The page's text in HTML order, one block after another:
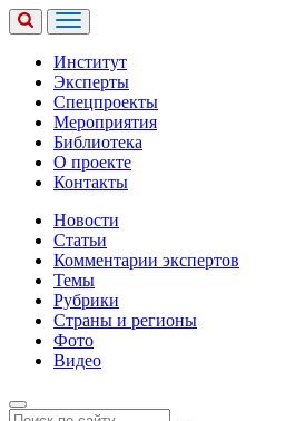
Институт
Эксперты
Спецпроекты
Мероприятия
Библиотека
О проекте
Контакты
Новости
Статьи
Комментарии экспертов
Темы
Рубрики
Страны и регионы
Фото
Видео